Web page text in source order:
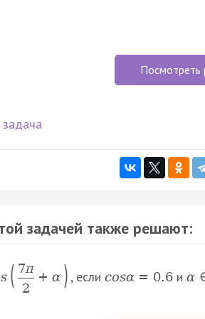
Посмотреть
задачей также решают:
s ( 7π
2
+ α ) , если cosα = 0.6и α